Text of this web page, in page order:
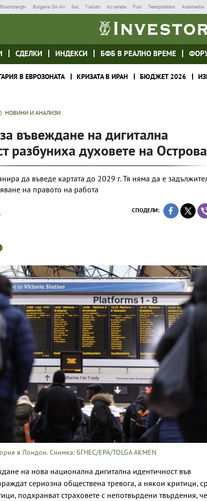
Bloombergtv Bulgaria On Air Gol Tialoto Az-jenata Puls Teenproblem Automedia
СДЕЛКИ ИНДЕКСИ БФБ В РЕАЛНО ВРЕМЕ
В ЕВРОЗОНАТА КРИЗАТА В ИРАН БЮДЖЕТ 2026
НОВИНИ И АНАЛИЗИ
въвеждане на дигитална
разбуниха духовете на Острова
да въведе картата до 2029 г. Тя няма да е
на правото на работа
СПОДЕЛИ:
в Лондон. Снимка: БГНЕС/EPA/TOLGA AKMEN
на нова национална дигитална идентичност във
сериозна обществена тревога, а някои критици,
подхранват страховете с непотвърдени твърдения,